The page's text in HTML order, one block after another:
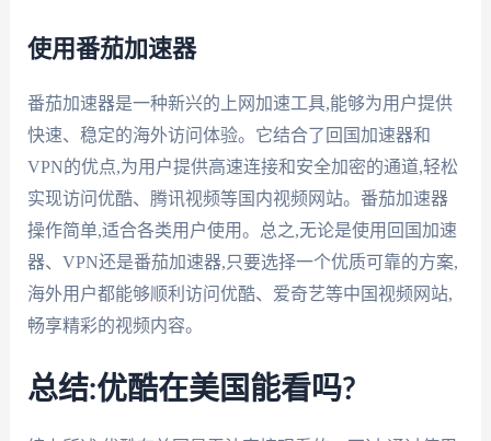
使用番茄加速器
番茄加速器是一种新兴的上网加速工具,能够为用户提供
快速、稳定的海外访问体验。它结合了回国加速器和
VPN的优点,为用户提供高速连接和安全加密的通道,轻松
实现访问优酷、腾讯视频等国内视频网站。番茄加速器
操作简单,适合各类用户使用。总之,无论是使用回国加速
器、VPN还是番茄加速器,只要选择一个优质可靠的方案,
海外用户都能够顺利访问优酷、爱奇艺等中国视频网站,
畅享精彩的视频内容。
总结:优酷在美国能看吗?